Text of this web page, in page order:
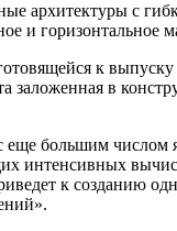
архитектуры с
горизонтальное
к
в
большим числом
интенсивных
к созданию